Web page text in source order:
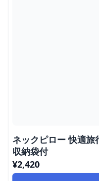
ネックピロー 快適旅
収納袋付
¥2,420